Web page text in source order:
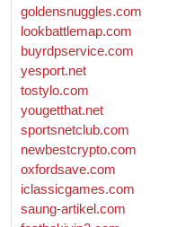
goldensnuggles.com
lookbattlemap.com
buyrdpservice.com
yesport.net
tostylo.com
yougetthat.net
sportsnetclub.com
newbestcrypto.com
oxfordsave.com
iclassicgames.com
saung-artikel.com